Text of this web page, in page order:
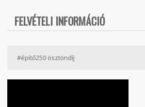
FELVÉTELI INFORMÁCIÓ
#építő250 ösztöndíj